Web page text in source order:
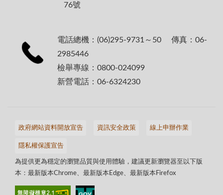
76號
電話總機：(06)295-9731～50 傳真：06-
2985446
檢舉專線：0800-024099
新營電話：06-6324230
政府網站資料開放宣告 資訊安全政策 線上申辦作業
隱私權保護宣告
為提供更為穩定的瀏覽品質與使用體驗，建議更新瀏覽器至以下版
本：最新版本Chrome、最新版本Edge、最新版本Firefox